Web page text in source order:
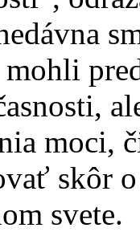
moci,
skôr
svete.